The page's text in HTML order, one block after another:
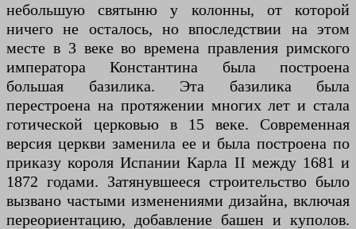
небольшую святыню у колонны, от которой
ничего не осталось, но впоследствии на этом
месте в 3 веке во времена правления римского
императора Константина была построена
большая базилика. Эта базилика была
перестроена на протяжении многих лет и стала
готической церковью в 15 веке. Современная
версия церкви заменила ее и была построена по
приказу короля Испании Карла II между 1681 и
1872 годами. Затянувшееся строительство было
вызвано частыми изменениями дизайна, включая
переориентацию, добавление башен и куполов.